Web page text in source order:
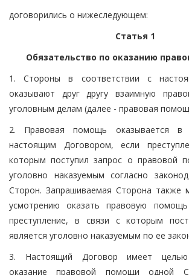
договорились о нижеследующем:
Статья 1
Обязательство по оказанию
1. Стороны в соответствии с
оказывают друг другу взаимную
уголовным делам (далее - правовая
2. Правовая помощь оказывается в
настоящим Договором, если
которым поступил запрос о правовой
уголовно наказуемым согласно
Сторон. Запрашиваемая Сторона также
усмотрению оказать правовую
преступление, в связи с которым
является уголовно наказуемым по ее
3. Настоящий Договор имеет целью
оказание правовой помощи одной